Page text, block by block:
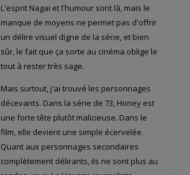
L'esprit Nagai et l'humour sont là, mais le
manque de moyens ne permet pas d'offrir
un délire visuel digne de la série, et bien
sûr, le fait que ça sorte au cinéma oblige le
tout à rester très sage.
Mais surtout, j'ai trouvé les personnages
décevants. Dans la série de 73, Honey est
une forte tête plutôt malicieuse. Dans le
film, elle devient une simple écervelée.
Quant aux personnages secondaires
complètement délirants, ils ne sont plus au